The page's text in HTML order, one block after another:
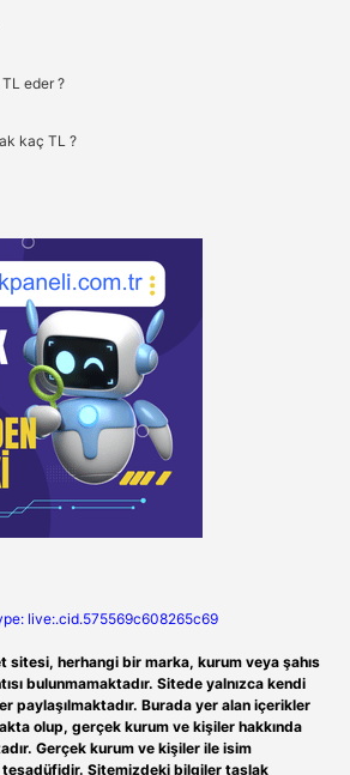
eder ?
kaç TL ?
live:.cid.575569c608265c69
sitesi, herhangi bir marka, kurum veya şahıs
bulunmamaktadır. Sitede yalnızca kendi
paylaşılmaktadır. Burada yer alan içerikler
olup, gerçek kurum ve kişiler hakkında
Gerçek kurum ve kişiler ile isim
Sitemizdeki bilgiler taslak